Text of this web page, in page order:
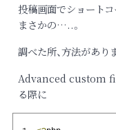
投稿画面でショート
まさかの…..。
調べた所、方法があり
Advanced custom
る際に